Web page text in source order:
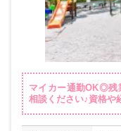
マイカー通勤OK◎
相談ください♪資格や